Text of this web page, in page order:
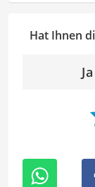
ich unser
meinen
mich täglich
Hat Ihnen
Ja